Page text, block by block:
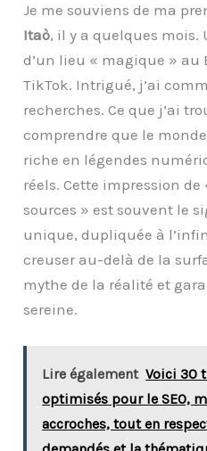
Je me souviens de ma
Itaò, il y a quelques
d’un lieu « magique » au
TikTok. Intrigué, j’ai
recherches. Ce que j’ai
comprendre que le
riche en légendes
réels. Cette impression de
sources » est souvent le
unique, dupliquée à
creuser au-delà de la
mythe de la réalité et
sereine.
Lire également Voici 30
optimisés pour le SEO,
accroches, tout en